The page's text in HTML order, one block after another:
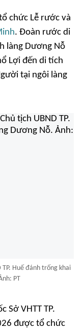
chức Lễ rước và
. Đoàn rước di
làng Dương Nỗ
Lợi đến di tích
tại ngôi làng
TP. Huế đánh trống khai
PT
Sở VHTT TP.
được tổ chức